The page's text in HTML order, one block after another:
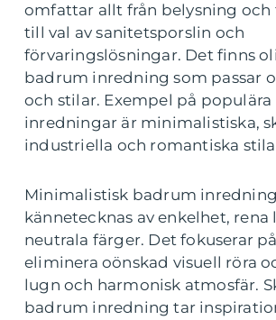
omfattar allt från belysning och
till val av sanitetsporslin och
förvaringslösningar. Det finns
badrum inredning som passar
och stilar. Exempel på
inredningar är minimalistiska,
industriella och romantiska
Minimalistisk badrum inredning
kännetecknas av enkelhet, rena
neutrala färger. Det fokuserar
eliminera oönskad visuell röra
lugn och harmonisk atmosfär.
badrum inredning tar